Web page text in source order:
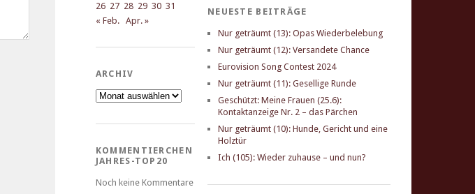
26 27 28 29 30 31
« Feb.
Apr. »
ARCHIV
Archiv
KOMMENTIERCHEN
JAHRES-TOP20
Noch keine Kommentare
NEUESTE BEITRÄGE
Nur geträumt (13): Opas Wiederbelebung
Nur geträumt (12): Versandete Chance
Eurovision Song Contest 2024
Nur geträumt (11): Gesellige Runde
Geschützt: Meine Frauen (25.6):
Kontaktanzeige Nr. 2 – das Pärchen
Nur geträumt (10): Hunde, Gericht und eine
Holztür
Ich (105): Wieder zuhause – und nun?